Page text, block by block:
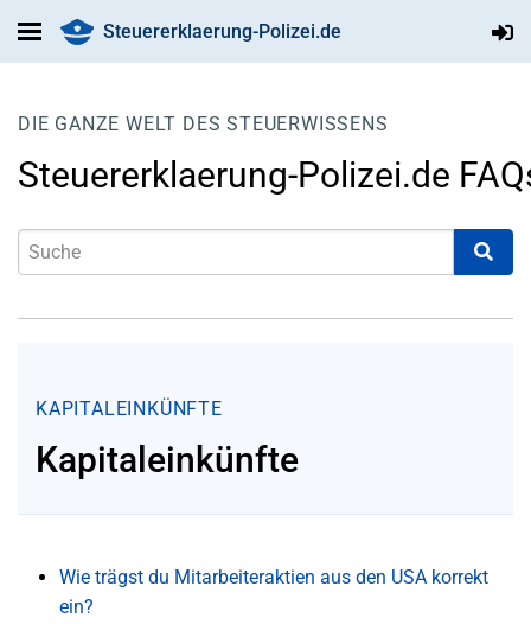
Steuererklaerung-Polizei.de
DIE GANZE WELT DES STEUERWISSENS
Steuererklaerung-Polizei.de
KAPITALEINKÜNFTE
Kapitaleinkünfte
Wie trägst du Mitarbeiteraktien aus den USA korrekt
ein?